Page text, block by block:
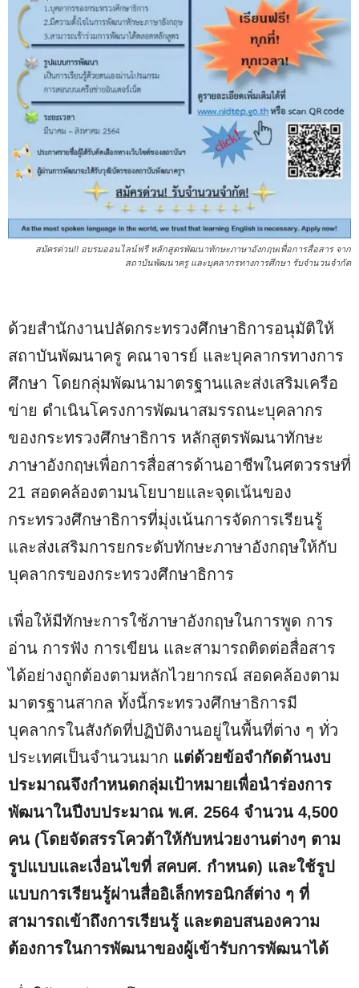
สมัครด่วน!! อบรมออนไลน์ฟรี หลักสูตรพัฒนาทักษะภาษาอังกฤษเพื่อการสื่อสาร จาก
สถาบันพัฒนาครู และบุคลากรทางการศึกษา รับจำนวนจำกัด
ด้วยสำนักงานปลัดกระทรวงศึกษาธิการอนุมัติให้
สถาบันพัฒนาครู คณาจารย์ และบุคลากรทางการ
ศึกษา โดยกลุ่มพัฒนามาตรฐานและส่งเสริมเครือ
ข่าย ดำเนินโครงการพัฒนาสมรรถนะบุคลากร
ของกระทรวงศึกษาธิการ หลักสูตรพัฒนาทักษะ
ภาษาอังกฤษเพื่อการสื่อสารด้านอาชีพในศตวรรษที่
21 สอดคล้องตามนโยบายและจุดเน้นของ
กระทรวงศึกษาธิการที่มุ่งเน้นการจัดการเรียนรู้
และส่งเสริมการยกระดับทักษะภาษาอังกฤษให้กับ
บุคลากรของกระทรวงศึกษาธิการ
เพื่อให้มีทักษะการใช้ภาษาอังกฤษในการพูด การ
อ่าน การฟัง การเขียน และสามารถติดต่อสื่อสาร
ได้อย่างถูกต้องตามหลักไวยากรณ์ สอดคล้องตาม
มาตรฐานสากล ทั้งนี้กระทรวงศึกษาธิการมี
บุคลากรในสังกัดที่ปฏิบัติงานอยู่ในพื้นที่ต่าง ๆ ทั่ว
ประเทศเป็นจำนวนมาก แต่ด้วยข้อจำกัดด้านงบ
ประมาณจึงกำหนดกลุ่มเป้าหมายเพื่อนำร่องการ
พัฒนาในปีงบประมาณ พ.ศ. 2564 จำนวน 4,500
คน (โดยจัดสรรโควต้าให้กับหน่วยงานต่างๆ ตาม
รูปแบบและเงื่อนไขที่ สคบศ. กำหนด) และใช้รูป
แบบการเรียนรู้ผ่านสื่ออิเล็กทรอนิกส์ต่าง ๆ ที่
สามารถเข้าถึงการเรียนรู้ และตอบสนองความ
ต้องการในการพัฒนาของผู้เข้ารับการพัฒนาได้